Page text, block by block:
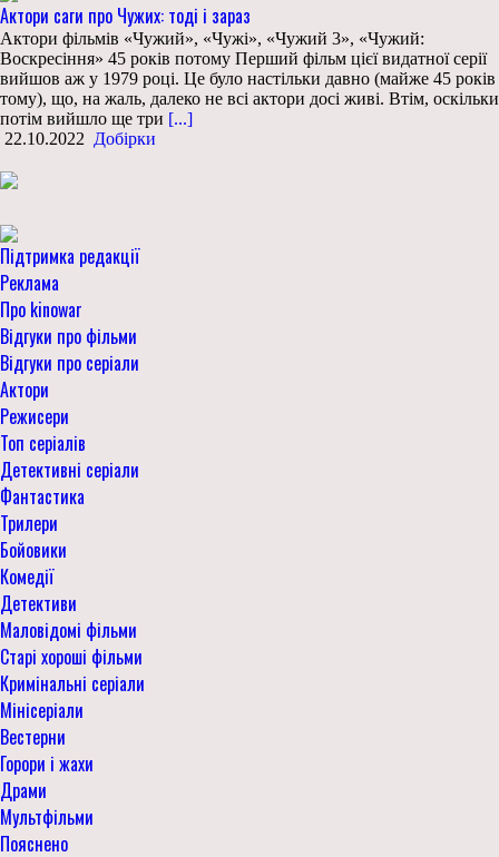
Актори саги про Чужих: тоді і зараз
Актори фільмів «Чужий», «Чужі», «Чужий 3», «Чужий:
Воскресіння» 45 років потому Перший фільм цієї видатної серії
вийшов аж у 1979 році. Це було настільки давно (майже 45 років
тому), що, на жаль, далеко не всі актори досі живі. Втім, оскільки
потім вийшло ще три [...]
22.10.2022 Добірки
Підтримка редакції
Реклама
Про kinowar
Відгуки про фільми
Відгуки про серіали
Актори
Режисери
Топ серіалів
Детективні серіали
Фантастика
Трилери
Бойовики
Комедії
Детективи
Маловідомі фільми
Старі хороші фільми
Кримінальні серіали
Мінісеріали
Вестерни
Горори і жахи
Драми
Мультфільми
Пояснено